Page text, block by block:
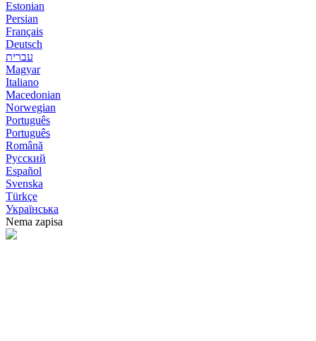
Estonian
Persian
Français
Deutsch
עברית
Magyar
Italiano
Macedonian
Norwegian
Português
Português
Română
Русский
Español
Svenska
Türkçe
Українська
Nema zapisa